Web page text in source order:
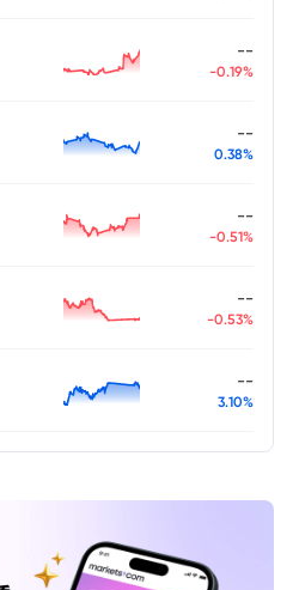
--
-0.19%
--
0.38%
--
-0.51%
--
-0.53%
--
3.10%